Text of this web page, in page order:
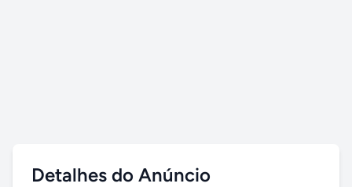
Detalhes do Anúncio